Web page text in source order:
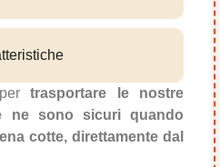
pertrasportare le nostre
ne sono sicuri quando
cotte, direttamente dal